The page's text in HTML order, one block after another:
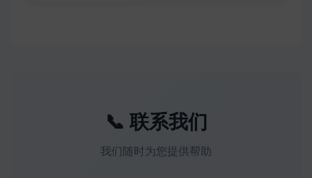
📞 联系我们
我们随时为您提供帮助